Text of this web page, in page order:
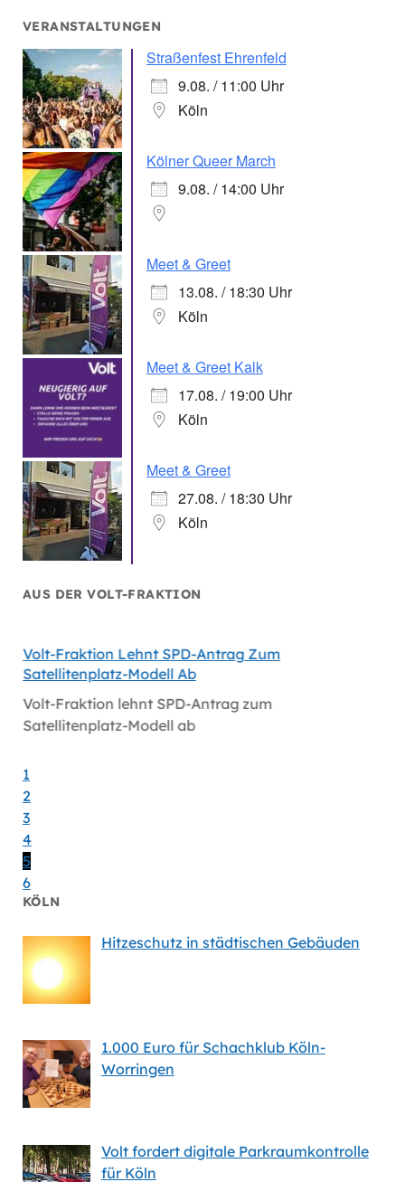
VERANSTALTUNGEN
Straßenfest Ehrenfeld
9.08. / 11:00 Uhr
Köln
Kölner Queer March
9.08. / 14:00 Uhr
Meet & Greet
13.08. / 18:30 Uhr
Köln
Meet & Greet Kalk
17.08. / 19:00 Uhr
Köln
Meet & Greet
27.08. / 18:30 Uhr
Köln
AUS DER VOLT-FRAKTION
Volt-Fraktion Lehnt SPD-Antrag Zum
Satellitenplatz-Modell Ab
Volt-Fraktion lehnt SPD-Antrag zum
Satellitenplatz-Modell ab
1
2
3
4
5
6
KÖLN
Hitzeschutz in städtischen Gebäuden
1.000 Euro für Schachklub Köln-
Worringen
Volt fordert digitale Parkraumkontrolle
für Köln